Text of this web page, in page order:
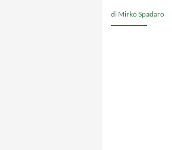
di Mirko Spadaro